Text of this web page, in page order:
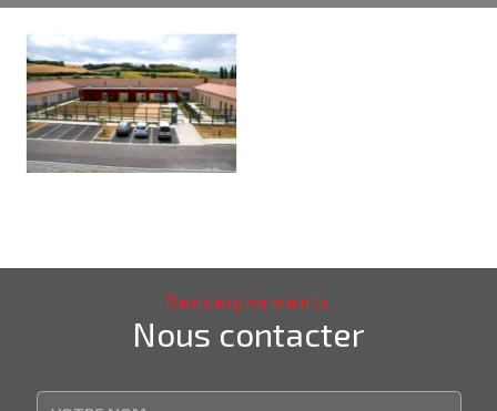
Renseignements
Nous contacter